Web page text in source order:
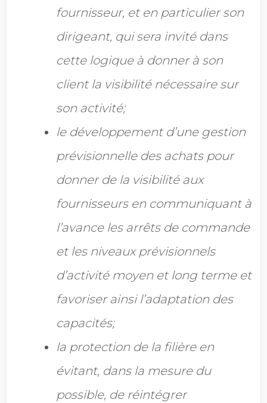
fournisseur, et en particulier son
dirigeant, qui sera invité dans
cette logique à donner à son
client la visibilité nécessaire sur
son activité;
le développement d’une gestion
prévisionnelle des achats pour
donner de la visibilité aux
fournisseurs en communiquant à
l’avance les arrêts de commande
et les niveaux prévisionnels
d’activité moyen et long terme et
favoriser ainsi l’adaptation des
capacités;
la protection de la filière en
évitant, dans la mesure du
possible, de réintégrer